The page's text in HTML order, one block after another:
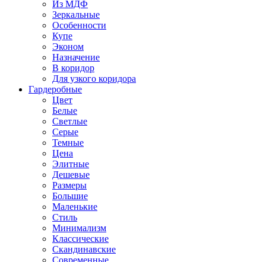
Из МДФ
Зеркальные
Особенности
Купе
Эконом
Назначение
В коридор
Для узкого коридора
Гардеробные
Цвет
Белые
Светлые
Серые
Темные
Цена
Элитные
Дешевые
Размеры
Большие
Маленькие
Стиль
Минимализм
Классические
Скандинавские
Современные